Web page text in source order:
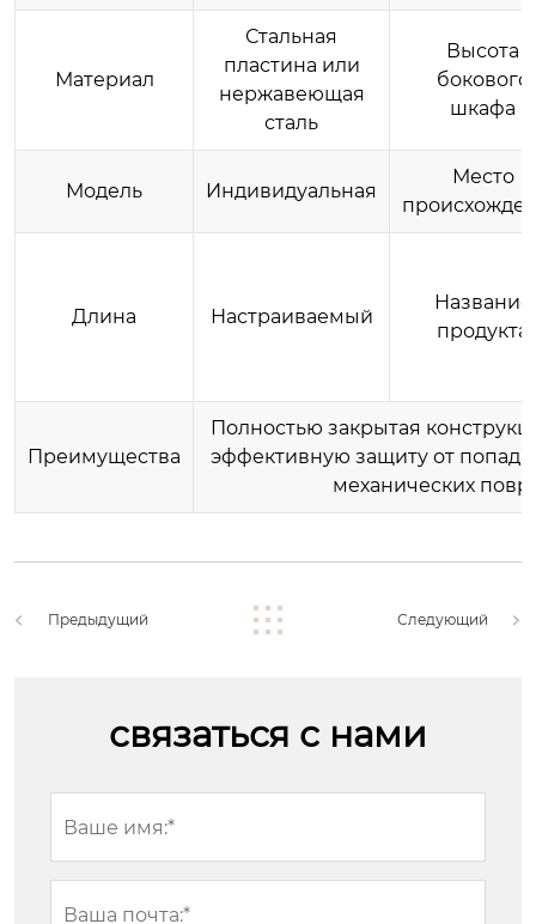
Материал
Стальная
пластина или
нержавеющая
сталь
Высота
бокового
шкафа
Модель Индивидуальная
Место
Длина Настраиваемый
Название
продукта
Преимущества
Полностью закрытая
эффективную защиту от
механических
Предыдущий Следующий
связаться с нами